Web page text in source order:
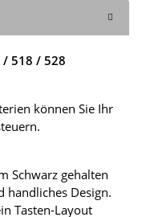
/ 518 / 528
können Sie Ihr
Schwarz gehalten
handliches Design.
Tasten-Layout